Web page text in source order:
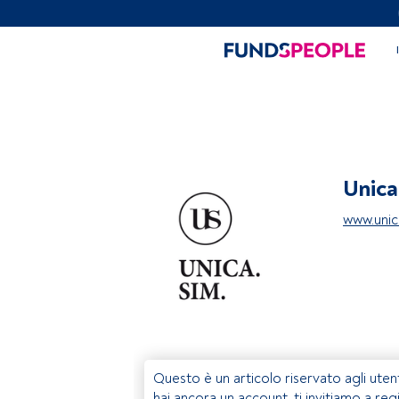
Questo è un articolo riservato agli